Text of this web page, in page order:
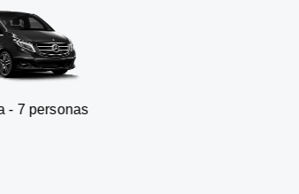
SUV -